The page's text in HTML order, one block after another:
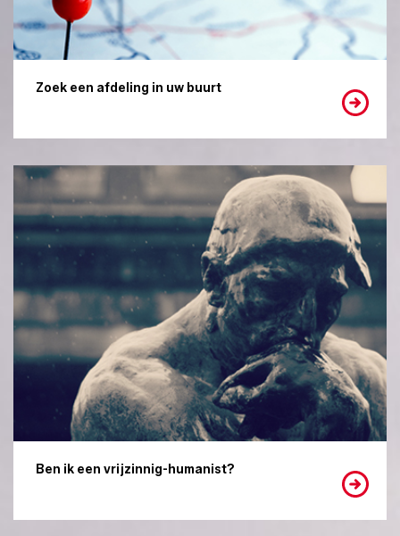
Zoek een afdeling in uw buurt
Ben ik een vrijzinnig-humanist?